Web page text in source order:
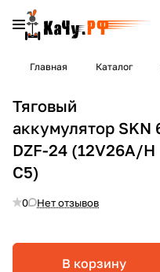
Главная Каталог
Тяговый
аккумулятор SKN
DZF-24 (12V26A/H
C5)
0 Нет отзывов
В корзину